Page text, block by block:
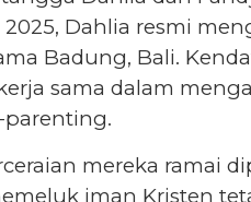
2025, Dahlia resmi
Badung, Bali.
sama dalam
parenting.
mereka ramai
iman Kristen